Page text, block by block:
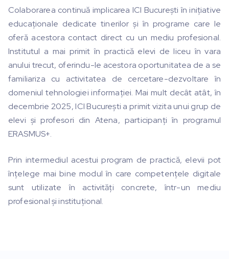
Colaborarea continuă implicarea ICI București în inițiative
educaționale dedicate tinerilor și în programe care le
oferă acestora contact direct cu un mediu profesional.
Institutul a mai primit în practică elevi de liceu în vara
anului trecut, oferindu-le acestora oportunitatea de a se
familiariza cu activitatea de cercetare-dezvoltare în
domeniul tehnologiei informației. Mai mult decât atât, în
decembrie 2025, ICI București a primit vizita unui grup de
elevi și profesori din Atena, participanți în programul
ERASMUS+.
Prin intermediul acestui program de practică, elevii pot
înțelege mai bine modul în care competențele digitale
sunt utilizate în activități concrete, într-un mediu
profesional și instituțional.